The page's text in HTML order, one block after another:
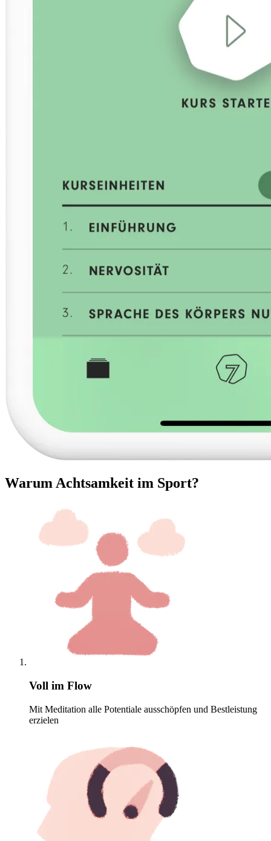
Warum Achtsamkeit im Sport?
Voll im Flow
Mit Meditation alle Potentiale ausschöpfen und Bestleistung
erzielen